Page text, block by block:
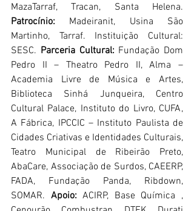
Patrocínio: Madeiranit, Usina São
Martinho, Tarraf. Instituição Cultural:
SESC. Parceria Cultural: Fundação Dom
Pedro II – Theatro Pedro II, Alma –
Academia Livre de Música e Artes,
Biblioteca Sinhá Junqueira, Centro
Cultural Palace, Instituto do Livro, CUFA,
A Fábrica, IPCCIC – Instituto Paulista de
Cidades Criativas e Identidades Culturais,
Teatro Municipal de Ribeirão Preto,
AbaCare, Associação de Surdos, CAEERP,
FADA, Fundação Panda, Ribdown,
SOMAR. Apoio: ACIRP, Base Química ,